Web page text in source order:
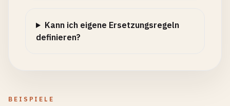
Kann ich eigene Ersetzungsregeln
definieren?
BEISPIELE